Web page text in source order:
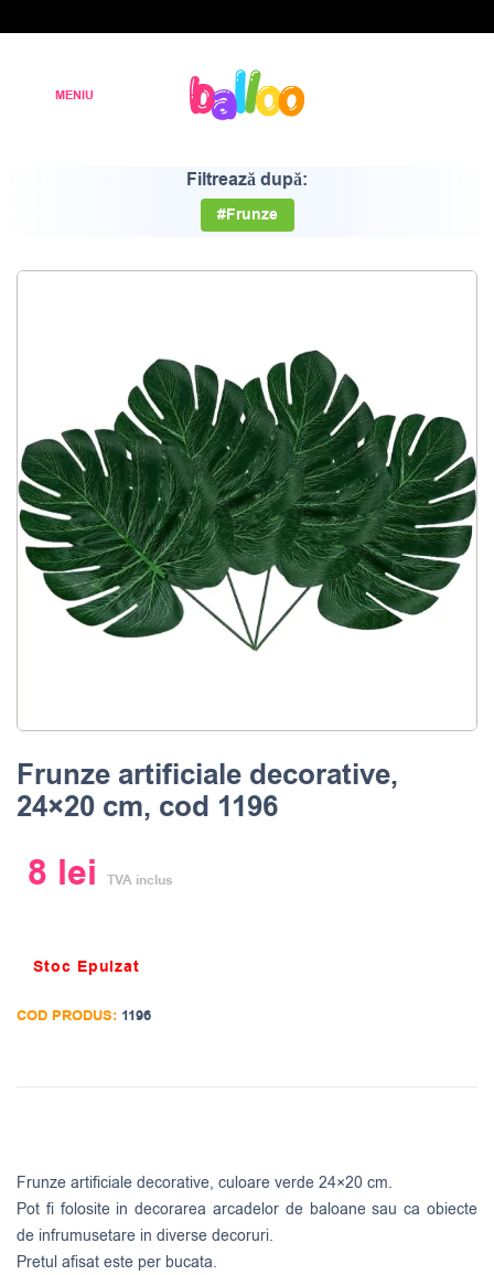
Filtrează după:
#Frunze
Frunze artificiale decorative,
24×20 cm, cod 1196
8 lei TVA inclus
Stoc Epuizat
COD PRODUS: 1196
Frunze artificiale decorative, culoare verde 24×20 cm.
Pot fi folosite in decorarea arcadelor de baloane sau ca obiecte
de infrumusetare in diverse decoruri.
Pretul afisat este per bucata.